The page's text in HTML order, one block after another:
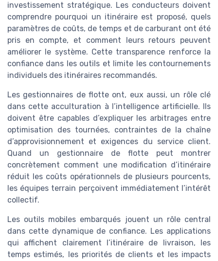
investissement stratégique. Les conducteurs doivent
comprendre pourquoi un itinéraire est proposé, quels
paramètres de coûts, de temps et de carburant ont été
pris en compte, et comment leurs retours peuvent
améliorer le système. Cette transparence renforce la
confiance dans les outils et limite les contournements
individuels des itinéraires recommandés.
Les gestionnaires de flotte ont, eux aussi, un rôle clé
dans cette acculturation à l’intelligence artificielle. Ils
doivent être capables d’expliquer les arbitrages entre
optimisation des tournées, contraintes de la chaîne
d’approvisionnement et exigences du service client.
Quand un gestionnaire de flotte peut montrer
concrètement comment une modification d’itinéraire
réduit les coûts opérationnels de plusieurs pourcents,
les équipes terrain perçoivent immédiatement l’intérêt
collectif.
Les outils mobiles embarqués jouent un rôle central
dans cette dynamique de confiance. Les applications
qui affichent clairement l’itinéraire de livraison, les
temps estimés, les priorités de clients et les impacts